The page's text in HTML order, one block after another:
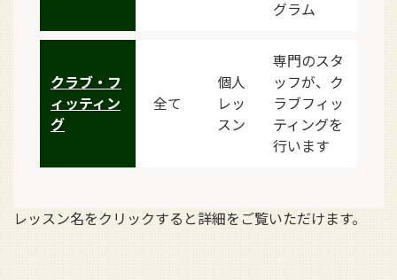
グラム
クラブ・フ
ィッティン
グ
全て
個人
レッ
スン
専門のスタ
ッフが、ク
ラブフィッ
ティングを
行います
レッスン名をクリックすると詳細をご覧いただけます。